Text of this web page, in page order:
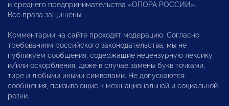
и среднего предпринимательства «ОПОРА РОССИИ».
Все права защищены.
Комментарии на сайте проходят модерацию. Согласно
требованиям российского законодательства, мы не
публикуем сообщения, содержащие нецензурную лексику
и/или оскорбления, даже в случае замены букв точками,
тире и любыми иными символами. Не допускаются
сообщения, призывающие к межнациональной и социальной
розни.